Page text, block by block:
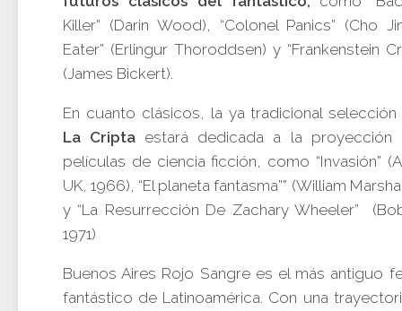
Killer” (Darin Wood), “Colonel Panics” (Cho
Eater” (Erlingur Thoroddsen) y “Frankenstein
(James Bickert).
En cuanto clásicos, la ya tradicional
La Cripta estará dedicada a la proyección
películas de ciencia ficción, como “Invasión”
UK, 1966), “El planeta fantasma”” (William
y “La Resurrección De Zachary Wheeler”
1971)
Buenos Aires Rojo Sangre es el más antiguo
fantástico de Latinoamérica. Con una